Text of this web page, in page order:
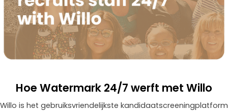
Hoe Watermark 24/7 werft met Willo
Willo is het gebruiksvriendelijkste kandidaatscreeningplatform